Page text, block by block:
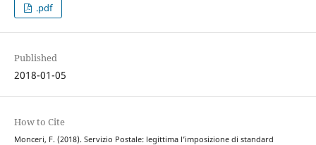
.pdf
Published
2018-01-05
How to Cite
Monceri, F. (2018). Servizio Postale: legittima l’imposizione di standard